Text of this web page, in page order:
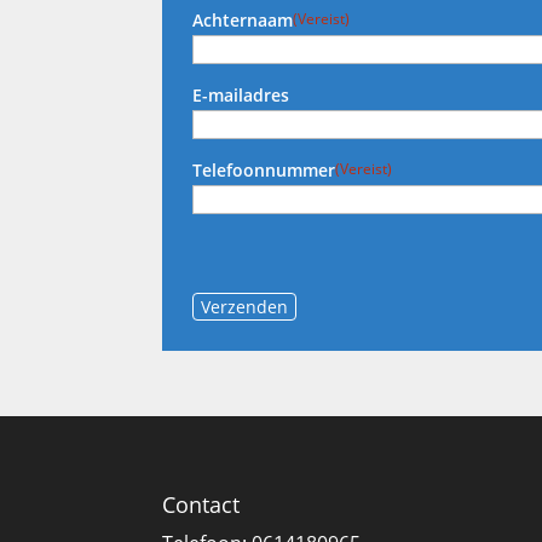
Achternaam(Vereist)
E-mailadres
Telefoonnummer(Vereist)
Verzenden
Contact